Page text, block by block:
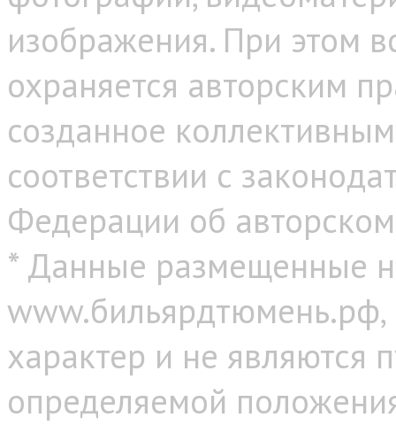
изображения. При этом
охраняется авторским
созданное
соответствии с
Федерации об
* Данные размещенные
характер и не являются
определяемой